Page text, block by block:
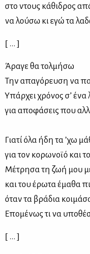
στο ντους κάθιδρος
να λούσω κι εγώ τα
[ ... ]
Άραγε θα τολμήσω
Την απαγόρευση να
Υπάρχει χρόνος σ’ ένα
για αποφάσεις που
Γιατί όλα ήδη τα ’χω
για τον κορωνοϊό και
Μέτρησα τη ζωή μου
και του έρωτα έμαθα
όταν τα βράδια
Επομένως τι να
[ ... ]